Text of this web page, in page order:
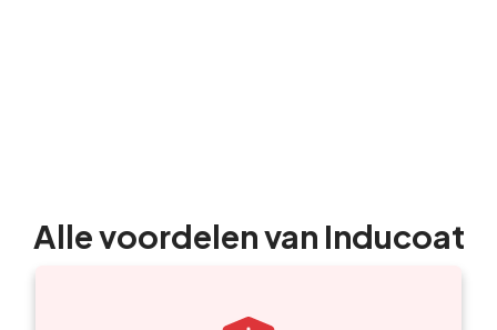
Alle voordelen van Inducoat